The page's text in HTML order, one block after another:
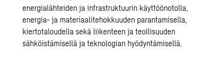
energialähteiden ja infrastruktuurin käyttöönotolla,
energia- ja materiaalitehokkuuden parantamisella,
kiertotaloudella sekä liikenteen ja teollisuuden
sähköistämisellä ja teknologian hyödyntämisellä.